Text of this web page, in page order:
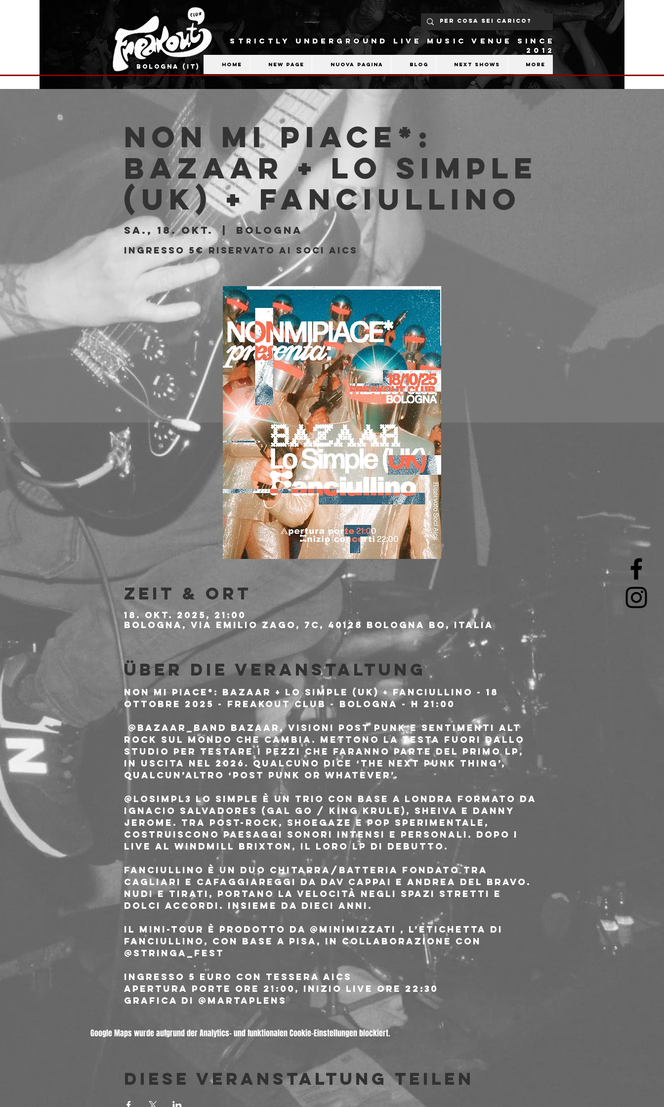
BOLOGNA (IT)
STRICTLY UNDERGROUND LIVE MUSIC VENUE SINCE
2012
Home New Page Nuova pagina Blog Next shows More
NON MI PIACE*:
BAZAAR + Lo Simple
(UK) + Fanciullino
Sa., 18. Okt.
  |
Bologna
Ingresso 5€ riservato ai soci AICS
Zeit & Ort
18. Okt. 2025, 21:00
Bologna, Via Emilio Zago, 7c, 40128 Bologna BO, Italia
Über die Veranstaltung
NON MI PIACE*: BAZAAR + LO SIMPLE (UK) + FANCIULLINO - 18
OTTOBRE 2025 - FREAKOUT CLUB - BOLOGNA - H 21:00
rock sul mondo che cambia. Mettono la testa fuori dallo
studio per testare i pezzi che faranno parte del primo LP,
in uscita nel 2026. Qualcuno dice ‘The next punk thing’,
qualcun’altro ‘post punk or whatever’.
@losimpl3 Lo Simple è un trio con base a Londra formato da
Ignacio Salvadores (Gal Go / King Krule), Sheiva e Danny
Jerome. Tra post-rock, shoegaze e pop sperimentale,
costruiscono paesaggi sonori intensi e personali. Dopo i
live al Windmill Brixton, il loro LP di debutto.
Fanciullino è un duo chitarra/batteria fondato tra
Cagliari e Cafaggiareggi da Dav Cappai e Andrea Del Bravo.
Nudi e tirati, portano la velocità negli spazi stretti e
dolci accordi. insieme da dieci anni.
Il mini-tour è prodotto da @minimizzati , l’etichetta di
Fanciullino, con base a Pisa, in collaborazione con
@stringa_fest
Ingresso 5 euro con tessera AICS
Apertura porte ore 21:00, inizio live ore 22:30
Grafica di @martaplens
Google Maps wurde aufgrund der Analytics- und funktionalen Cookie-Einstellungen blockiert.
Diese Veranstaltung teilen